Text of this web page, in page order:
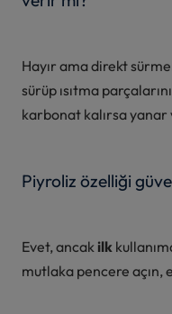
Hayır ama direkt
sürüp ısıtma
karbonat kalırsa yanar
Piyroliz özelliği
Evet, ancak ilk
mutlaka pencere açın,